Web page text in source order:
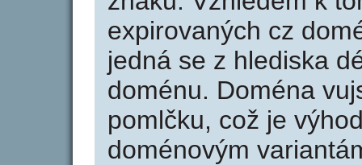
expirovaných cz
jedná se z hlediska
doménu. Doména
pomlčku, což je
doménovým